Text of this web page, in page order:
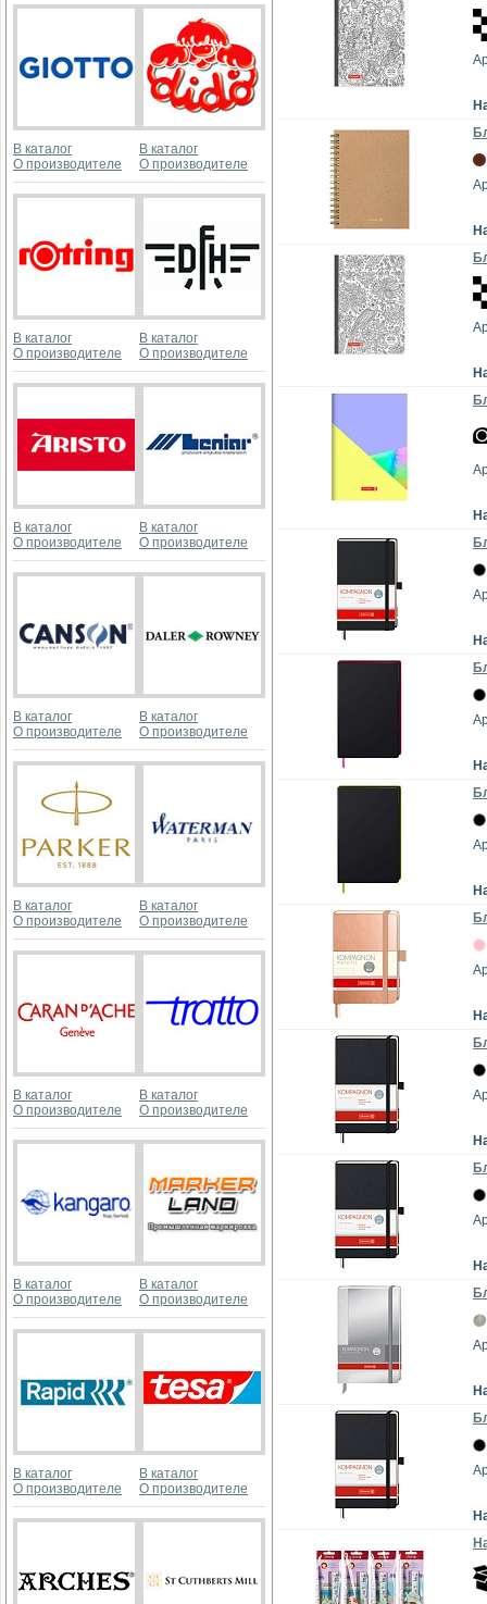
В каталог
О производителе
В каталог
О производителе
В каталог
О производителе
В каталог
О производителе
В каталог
О производителе
В каталог
О производителе
В каталог
О производителе
В каталог
О производителе
В каталог
О производителе
В каталог
О производителе
В каталог
О производителе
В каталог
О производителе
В каталог
О производителе
В каталог
О производителе
В каталог
О производителе
В каталог
О производителе